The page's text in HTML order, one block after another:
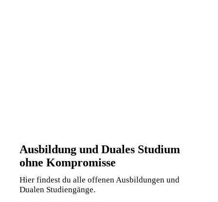
Ausbildung und Duales Studium
ohne Kompromisse
Hier findest du alle offenen Ausbildungen und
Dualen Studiengänge.